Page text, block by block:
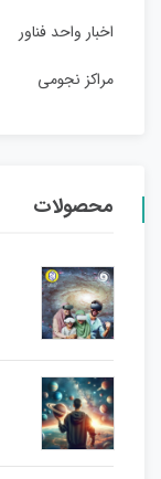
اخبار واحد فناور
مراکز نجومی
محصولات